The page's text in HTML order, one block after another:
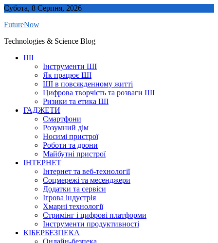
Skip
content
Субота, 8 Серпня, 2026
FutureNow
Technologies & Science Blog
ШІ
Інструменти ШІ
Як працює ШІ
ШІ в повсякденному житті
Цифрова творчість та розваги ШІ
Ризики та етика ШІ
ГАДЖЕТИ
Смартфони
Розумний дім
Носимі пристрої
Роботи та дрони
Майбутні пристрої
ІНТЕРНЕТ
Інтернет та веб-технології
Соцмережі та месенджери
Додатки та сервіси
Ігрова індустрія
Хмарні технології
Стримінг і цифрові платформи
Інструменти продуктивності
КІБЕРБЕЗПЕКА
Онлайн-безпека